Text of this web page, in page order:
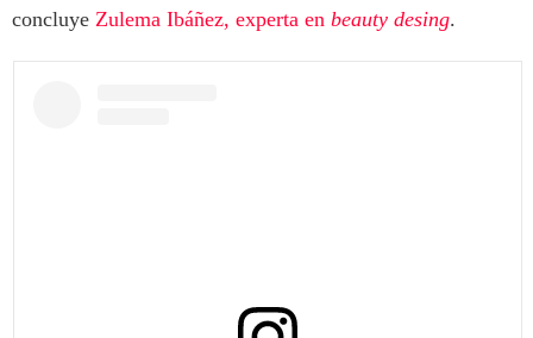
concluye Zulema Ibáñez, experta en beauty desing.